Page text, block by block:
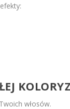
włosów.